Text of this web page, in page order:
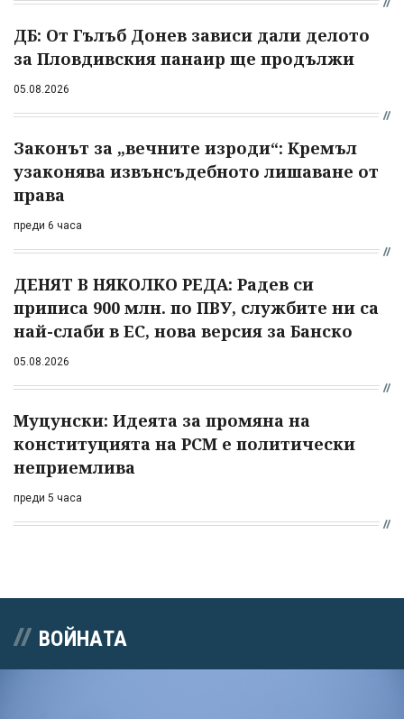
ДБ: От Гълъб Донев зависи дали делото
за Пловдивския панаир ще продължи
05.08.2026
Законът за „вечните изроди“: Кремъл
узаконява извънсъдебното лишаване от
права
преди 6 часа
ДЕНЯТ В НЯКОЛКО РЕДА: Радев си
приписа 900 млн. по ПВУ, службите ни са
най-слаби в ЕС, нова версия за Банско
05.08.2026
Муцунски: Идеята за промяна на
конституцията на РСМ е политически
неприемлива
преди 5 часа
ВОЙНАТА